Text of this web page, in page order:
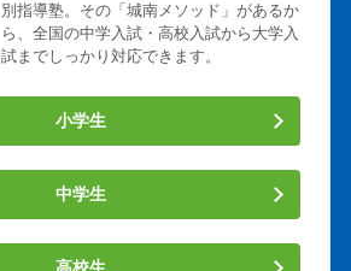
別指導塾。その「城南メソッド」があるか
ら、全国の中学入試・高校入試から大学入
試までしっかり対応できます。
小学生
中学生